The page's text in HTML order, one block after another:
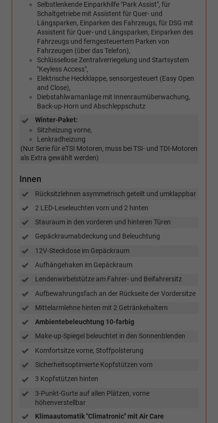
Selbstlenkende Einparkhilfe "Park Assist", für
Schaltgetriebe mit Assistent für Quer- und
Längsparken, Einparken des Fahrzeugs, für DSG mit
Assistent für Quer- und Längsparken, Einparken des
Fahrzeugs und ferngesteuertem Parken von
Fahrzeugen (über das Telefon),
Schlüssellose Zentralverriegelung und Startsystem
"Keyless Access",
Elektrische Heckklappe, sensorgesteuert (Easy Open
and Close),
Diebstahlwarnanlage mit Innenraumüberwachung,
Back-up-Horn und Abschleppschutz
Winter-Paket:
Sitzheizung vorne,
Lenkradheizung
(Nur Serie für eTSI Motoren, muss bei TSI- und TDI-Motoren
als Extra gewählt werden)
Innen
Rücksitzlehnen asymmetrisch geteilt und umklappbar
2 LED-Leseleuchten vorn und 2 hinten
Stauraum in den vorderen und hinteren Türen
Gepäckraumabdeckung und Beleuchtung
12V-Steckdose im Gepäckraum
Aufhängehaken im Gepäckraum
Lendenwirbelstütze am Fahrer- und Beifahrersitz
Aufbewahrungsfach an der Rückseite der Vordersitze
Mittelarmlehne hinten mit 2 Getränkehaltern
Ambientebeleuchtung 10-farbig
Make-up-Spiegel beleuchtet in den Sonnenblenden
Komfortsitze vorne, Stoffpolsterung
Sicherheitsoptimierte Kopfstützen vorn
3 Kopfstützen hinten
3-Punkt-Gurte auf allen Plätzen, vorne
höhenverstellbar
Klimaautomatik "Climatronic" mit Air Care